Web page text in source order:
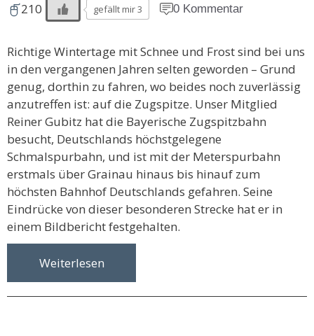
210 gefällt mir 3 0 Kommentar
Richtige Wintertage mit Schnee und Frost sind bei uns
in den vergangenen Jahren selten geworden – Grund
genug, dorthin zu fahren, wo beides noch zuverlässig
anzutreffen ist: auf die Zugspitze. Unser Mitglied
Reiner Gubitz hat die Bayerische Zugspitzbahn
besucht, Deutschlands höchstgelegene
Schmalspurbahn, und ist mit der Meterspurbahn
erstmals über Grainau hinaus bis hinauf zum
höchsten Bahnhof Deutschlands gefahren. Seine
Eindrücke von dieser besonderen Strecke hat er in
einem Bildbericht festgehalten.
Weiterlesen